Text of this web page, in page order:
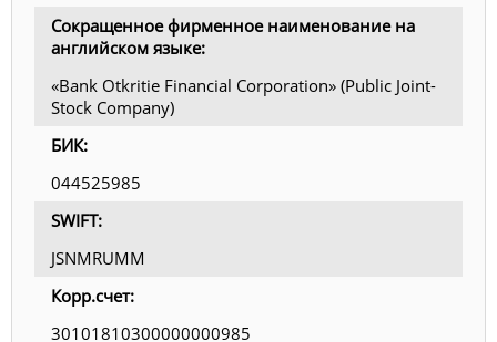
Сокращенное фирменное наименование на
английском языке:
«Bank Otkritie Financial Corporation» (Public Joint-
Stock Company)
БИК:
044525985
SWIFT:
JSNMRUMM
Корр.счет:
30101810300000000985